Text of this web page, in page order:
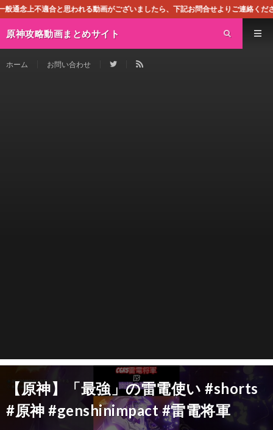
思われる動画がございましたら、下記お問合せよりご連絡ください。即刻
原神攻略動画まとめサイト
ホーム お問い合わせ
【原神】「最強」の雷電使い #shorts
#原神 #genshinimpact #雷電将軍